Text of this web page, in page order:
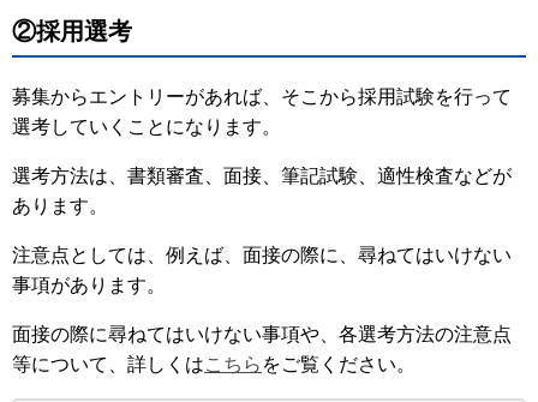
②採用選考
募集からエントリーがあれば、そこから採用試験を行って
選考していくことになります。
選考方法は、書類審査、面接、筆記試験、適性検査などが
あります。
注意点としては、例えば、面接の際に、尋ねてはいけない
事項があります。
面接の際に尋ねてはいけない事項や、各選考方法の注意点
等について、詳しくはこちら をご覧ください。